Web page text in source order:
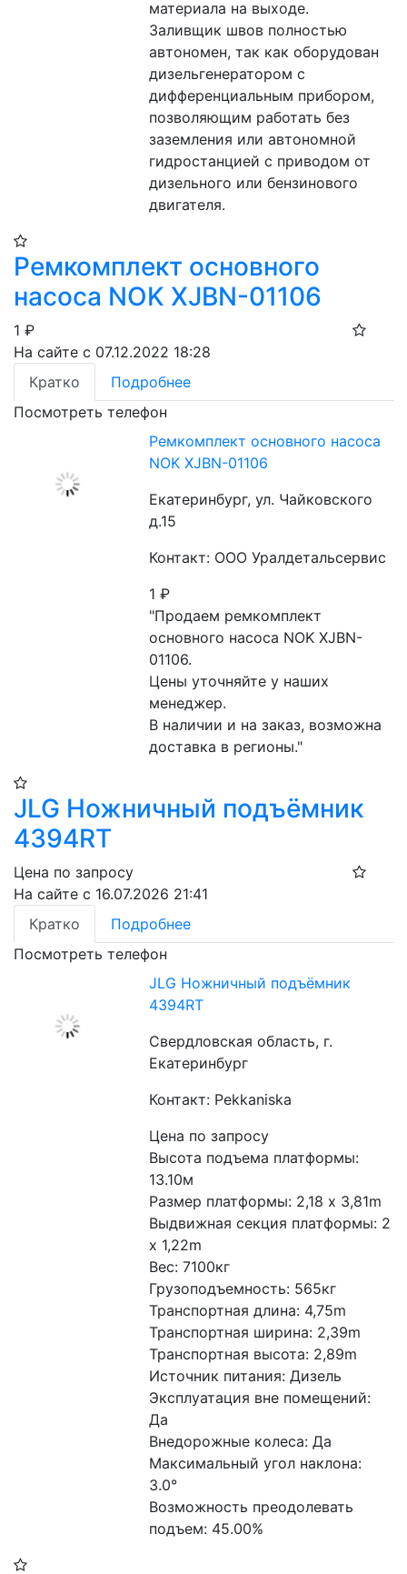
материала на выходе.
Заливщик швов полностью
автономен, так как оборудован
дизельгенератором с
дифференциальным прибором,
позволяющим работать без
заземления или автономной
гидростанцией с приводом от
дизельного или бензинового
двигателя.
Ремкомплект основного
насоса NOK XJBN-01106
1 ₽
На сайте с 07.12.2022 18:28
Кратко
Подробнее
Посмотреть телефон
Ремкомплект основного насоса
NOK XJBN-01106
Екатеринбург, ул. Чайковского
д.15
Контакт: ООО Уралдетальсервис
1₽
"Продаем ремкомплект
основного насоса NOK XJBN-
01106.
Цены уточняйте у наших
менеджер.
В наличии и на заказ, возможна
доставка в регионы."
JLG Ножничный подъёмник
4394RT
Цена по запросу
На сайте с 16.07.2026 21:41
Кратко
Подробнее
Посмотреть телефон
JLG Ножничный подъёмник
4394RT
Свердловская область, г.
Екатеринбург
Контакт: Pekkaniska
Цена по запросу
Высота подъема платформы:
13.10м
Размер платформы: 2,18 x 3,81m
Выдвижная секция платформы: 2
x 1,22m
Вес: 7100кг
Грузоподъемность: 565кг
Транспортная длина: 4,75m
Транспортная ширина: 2,39m
Транспортная высота: 2,89m
Источник питания: Дизель
Эксплуатация вне помещений:
Да
Внедорожные колеса: Да
Максимальный угол наклона:
3.0°
Возможность преодолевать
подъем: 45.00%